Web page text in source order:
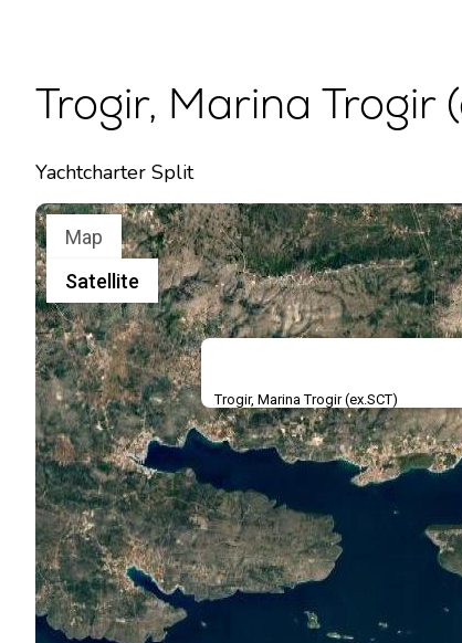
Trogir, Marina Trogir
Yachtcharter Split
Trogir, Marina Trogir (ex.SCT)
Map
Satellite